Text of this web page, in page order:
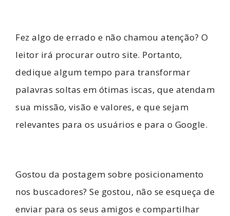
Fez algo de errado e não chamou atenção? O
leitor irá procurar outro site. Portanto,
dedique algum tempo para transformar
palavras soltas em ótimas iscas, que atendam
sua missão, visão e valores, e que sejam
relevantes para os usuários e para o Google.
Gostou da postagem sobre posicionamento
nos buscadores? Se gostou, não se esqueça de
enviar para os seus amigos e compartilhar